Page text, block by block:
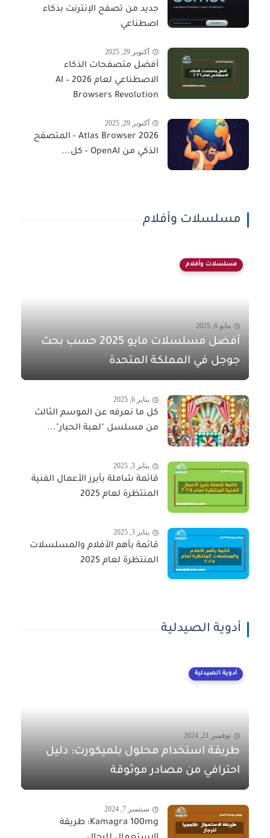
جديد من تصفح الإنترنت بذكاء
اصطناعي
أكتوبر 29, 2025
أفضل متصفحات الذكاء
الاصطناعي لعام 2026 – AI
Browsers Revolution
أكتوبر 29, 2025
Atlas Browser 2026 - المتصفح
الذكي من OpenAI - كل...
مسلسلات وأفلام
مسلسلات وأفلام
مايو 6, 2025
أفضل مسلسلات مايو 2025 حسب بحث
جوجل في المملكة المتحدة
يناير 6, 2025
كل ما نعرفه عن الموسم الثالث
من مسلسل "لعبة الحبار"...
يناير 3, 2025
قائمة شاملة بأبرز الأعمال الفنية
المنتظرة لعام 2025
يناير 3, 2025
قائمة بأهم الأفلام والمسلسلات
المنتظرة لعام 2025
أدوية الصيدلية
أدوية الصيدلية
نوفمبر 21, 2024
طريقة استخدام محلول بلميكورت: دليل
احترافي من مصادر موثوقة
سبتمبر 7, 2024
Kamagra 100mg: طريقة